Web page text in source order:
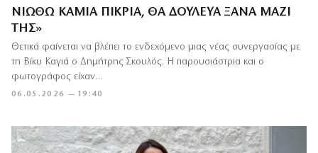
ΝΙΏΘΩ ΚΑΜΊΑ ΠΙΚΡΊΑ, ΘΑ ΔΟΎΛΕΥΑ ΞΑΝΆ ΜΑΖΊ
ΤΗΣ»
06.05.2026 — 19:40
Θετικά φαίνεται να βλέπει το ενδεχόμενο μιας νέας συνεργασίας με
τη Βίκυ Καγιά ο Δημήτρης Σκουλός. Η παρουσιάστρια και ο
φωτογράφος είχαν…